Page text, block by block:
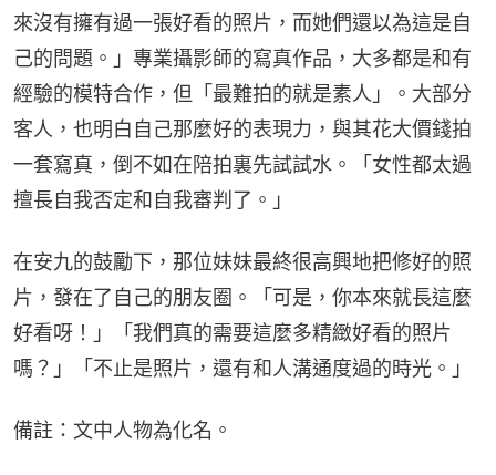
來沒有擁有過一張好看的照片，而她們還以為這是自
己的問題。」專業攝影師的寫真作品，大多都是和有
經驗的模特合作，但「最難拍的就是素人」。大部分
客人，也明白自己那麼好的表現力，與其花大價錢拍
一套寫真，倒不如在陪拍裏先試試水。「女性都太過
擅長自我否定和自我審判了。」
在安九的鼓勵下，那位妹妹最終很高興地把修好的照
片，發在了自己的朋友圈。「可是，你本來就長這麼
好看呀！」「我們真的需要這麼多精緻好看的照片
嗎？」「不止是照片，還有和人溝通度過的時光。」
備註：文中人物為化名。